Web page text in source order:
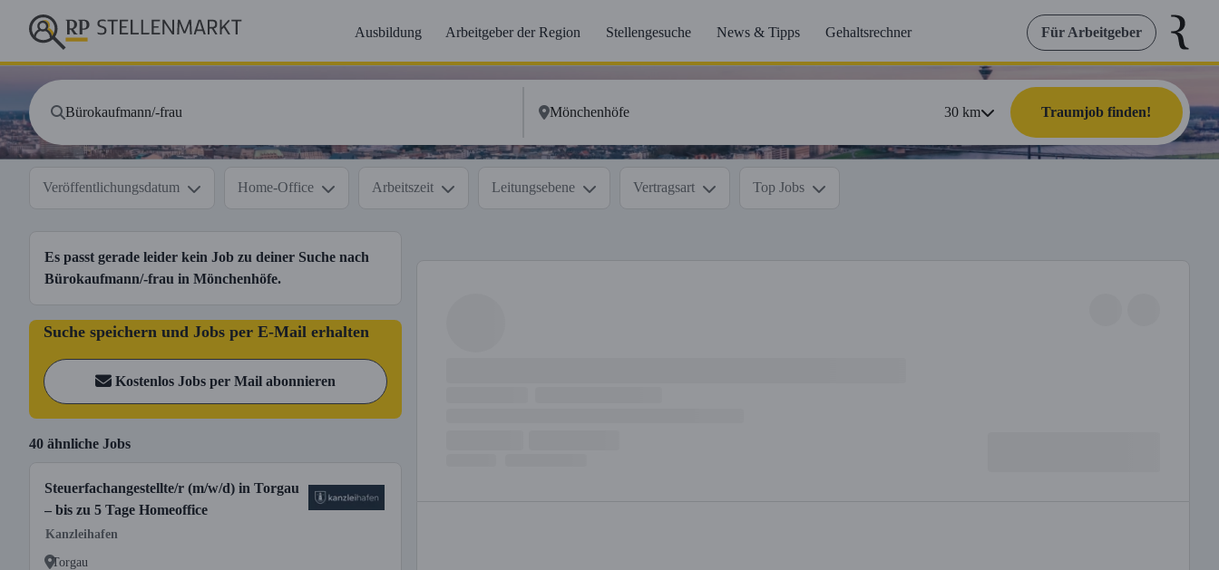
Ausbildung Arbeitgeber der Region Stellengesuche News & Tipps Gehaltsrechner Für Arbeitgeber
30km Traumjob finden!
Veröffentlichungsdatum Home-Office Arbeitszeit Leitungsebene Vertragsart Top Jobs
Es passt gerade leider kein Job zu deiner Suche nach
Bürokaufmann/-frau in Mönchenhöfe.
Suche speichern und Jobs per E-Mail erhalten
Kostenlos Jobs per Mail abonnieren
40 ähnliche Jobs
Steuerfachangestellte/r (m/w/d) in Torgau
– bis zu 5 Tage Homeoffice
Kanzleihafen
Torgau